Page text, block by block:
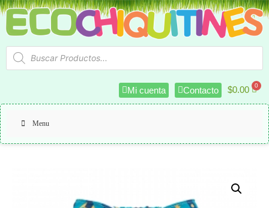
Mi cuenta Contacto $0.00
Menu